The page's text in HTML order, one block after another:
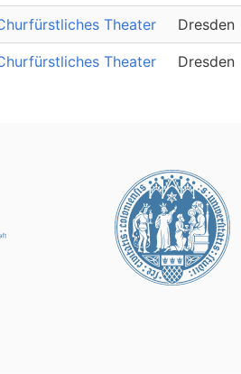
Theater Dresden
Theater Dresden